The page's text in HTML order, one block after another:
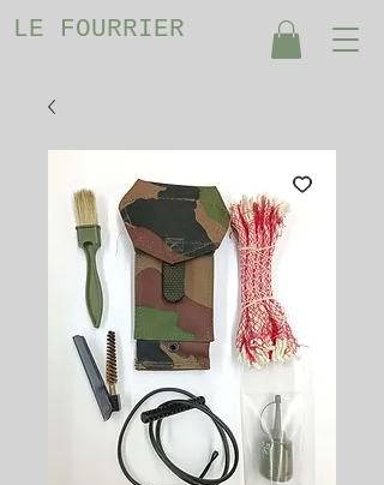
LE FOURRIER